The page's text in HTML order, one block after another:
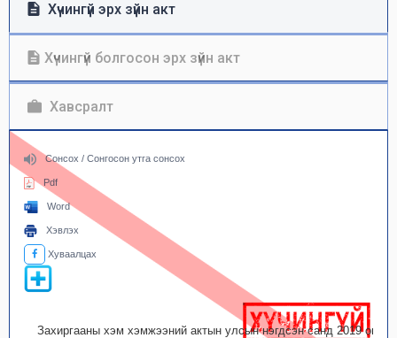
Хүчингүй эрх зүйн акт
Хүчингүй болгосон эрх зүйн акт
Хавсралт
Сонсох / Сонгосон утга сонсох
Pdf
Word
Хэвлэх
Хуваалцах
Захиргааны хэм хэмжээний актын улсын нэгдсэн санд 2019 оны